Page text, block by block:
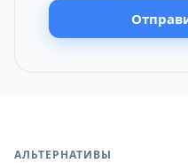
АЛЬТЕРНАТИВЫ